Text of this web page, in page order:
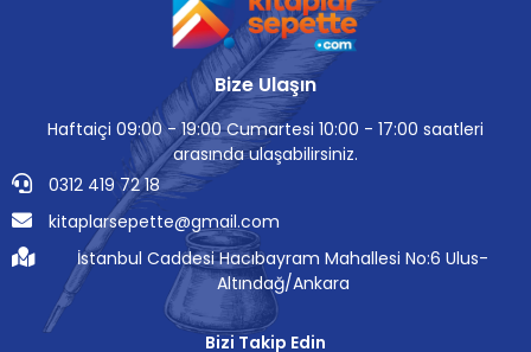
Bize Ulaşın
Haftaiçi 09:00 - 19:00 Cumartesi 10:00 - 17:00 saatleri
arasında ulaşabilirsiniz.
0312 419 72 18
kitaplarsepette@gmail.com
İstanbul Caddesi Hacıbayram Mahallesi No:6 Ulus-
Altındağ/Ankara
Bizi Takip Edin